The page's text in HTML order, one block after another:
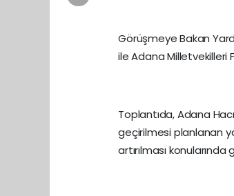
Görüşmeye Bakan
ile Adana Milletvekilleri
Toplantıda, Adana
geçirilmesi planlanan
artırılması